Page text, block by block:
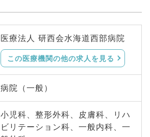
医療法人 研西会水海道西部病院
この医療機関の他の求人を見る
病院（一般）
小児科、整形外科、皮膚科、リハ
ビリテーション科、一般内科、一